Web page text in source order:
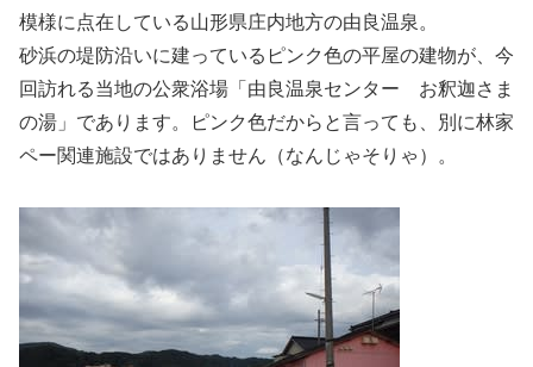
模様に点在している山形県庄内地方の由良温泉。
砂浜の堤防沿いに建っているピンク色の平屋の建物が、今
回訪れる当地の公衆浴場「由良温泉センター お釈迦さま
の湯」であります。ピンク色だからと言っても、別に林家
ペー関連施設ではありません（なんじゃそりゃ）。